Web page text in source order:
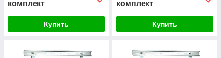
комплект
Купить
комплект
Купить